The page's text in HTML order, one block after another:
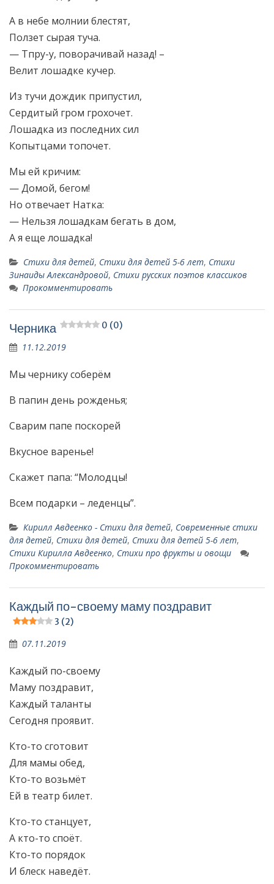
А в небе молнии блестят,
Ползет сырая туча.
— Тпру-у, поворачивай назад! –
Велит лошадке кучер.
Из тучи дождик припустил,
Сердитый гром грохочет.
Лошадка из последних сил
Копытцами топочет.
Мы ей кричим:
— Домой, бегом!
Но отвечает Натка:
— Нельзя лошадкам бегать в дом,
А я еще лошадка!
Стихи для детей, Стихи для детей 5-6 лет, Стихи
Зинаиды Александровой, Стихи русских поэтов классиков
Прокомментировать
Черника 0 (0)
11.12.2019
Мы чернику соберём
В папин день рожденья;
Сварим папе поскорей
Вкусное варенье!
Скажет папа: “Молодцы!
Всем подарки – леденцы”.
Кирилл Авдеенко - Стихи для детей, Современные стихи
для детей, Стихи для детей, Стихи для детей 5-6 лет,
Стихи Кирилла Авдеенко, Стихи про фрукты и овощи
Прокомментировать
Каждый по-своему маму поздравит
3 (2)
07.11.2019
Каждый по-своему
Маму поздравит,
Каждый таланты
Сегодня проявит.
Кто-то сготовит
Для мамы обед,
Кто-то возьмёт
Ей в театр билет.
Кто-то станцует,
А кто-то споёт.
Кто-то порядок
И блеск наведёт.